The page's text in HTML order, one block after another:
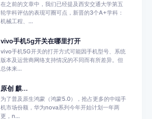
在之前的文章中，我们已经提及西安交通大学第五
轮学科评估的表现可圈可点，新晋的3个A+学科：
机械工程、...
vivo手机5g开关在哪里打开
vivo手机5G开关的打开方式可能因手机型号、系统
版本及运营商网络支持情况的不同而有所差异。但
总体来...
原创 麒...
为了普及原生鸿蒙（鸿蒙5.0），抢占更多的中端手
机市场份额，华为nova系列今年开始计划一年两
更，n...